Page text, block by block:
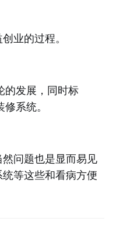
业的过程。
的发展，同时标
系统。
问题也是显而易见
等这些和看病方便